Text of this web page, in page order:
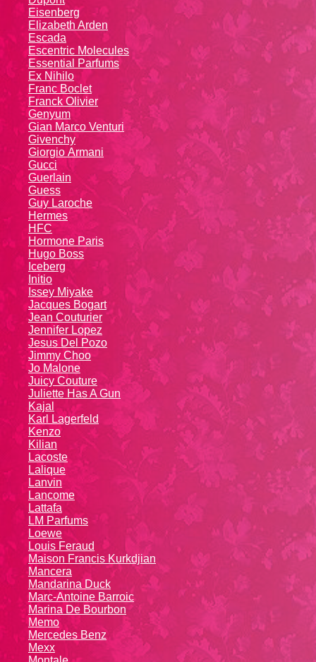
Eisenberg
Elizabeth Arden
Escada
Escentric Molecules
Essential Parfums
Ex Nihilo
Franc Boclet
Franck Olivier
Genyum
Gian Marco Venturi
Givenchy
Giоrgio Аrmаni
Gucci
Guerlain
Guess
Guy Laroche
Hermes
HFC
Hormone Paris
Hugo Boss
Iceberg
Initio
Issey Miyake
Jacques Bogart
Jean Couturier
Jennifer Lopez
Jesus Del Pozo
Jimmy Choo
Jo Malone
Juicy Couture
Juliette Has A Gun
Kajal
Karl Lagerfeld
Kenzo
Kiliаn
Lacoste
Lalique
Lanvin
Lanсоmе
Lattafa
LM Parfums
Loewe
Louis Feraud
Maison Francis Kurkdjian
Mancera
Mandarina Duck
Marc-Antoine Barroic
Marina De Bourbon
Memo
Mercedes Benz
Mexx